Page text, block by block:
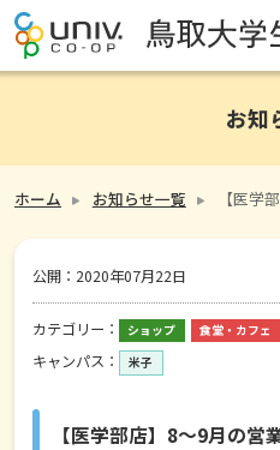
お知
ホーム お知らせ一覧 【医学
公開： 2020年07月22日
カテゴリー： ショップ 食堂・カフェ
キャンパス： 米子
【医学部店】8～9月の営